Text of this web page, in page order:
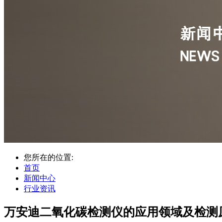
您所在的位置:
首页
新闻中心
行业资讯
万安迪二氧化碳检测仪的应用领域及检测